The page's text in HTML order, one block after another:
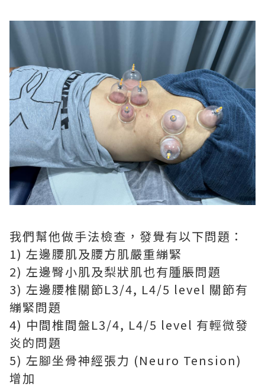
我們幫他做手法檢查，發覺有以下問題：
1) 左邊腰肌及腰方肌嚴重繃緊
2) 左邊臀小肌及梨狀肌也有腫脹問題
3) 左邊腰椎關節L3/4, L4/5 level 關節有
繃緊問題
4) 中間椎間盤L3/4, L4/5 level 有輕微發
炎的問題
5) 左腳坐骨神經張力 (Neuro Tension)
增加